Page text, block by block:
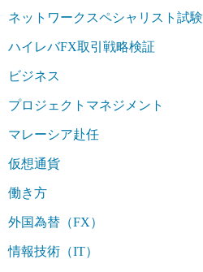
ネットワークスペシャリスト試験
ハイレバFX取引戦略検証
ビジネス
プロジェクトマネジメント
マレーシア赴任
仮想通貨
働き方
外国為替（FX）
情報技術（IT）